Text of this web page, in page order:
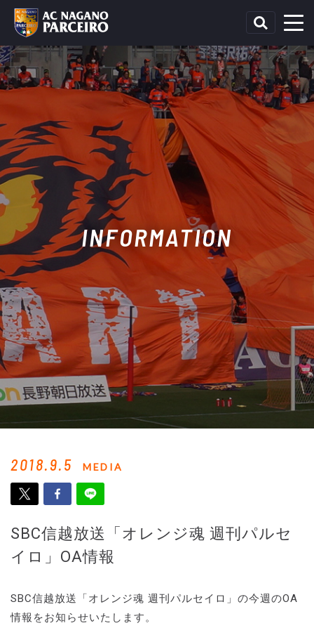
INFORMATION
2018.9.5 MEDIA
SBC信越放送「オレンジ魂 週刊パルセ
イロ」OA情報
SBC信越放送「オレンジ魂 週刊パルセイロ」の今週のOA
情報をお知らせいたします。